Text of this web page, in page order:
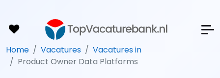
Home Vacatures
Vacatures in
Product Owner Data Platforms